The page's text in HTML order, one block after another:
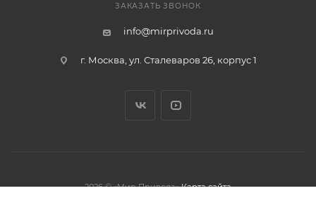
ЗАКАЗАТЬ ЗВОНОК
info@mirprivoda.ru
г. Москва, ул. Сталеваров 26, корпус 1
2026 © «Мир Привода» Карта сайта